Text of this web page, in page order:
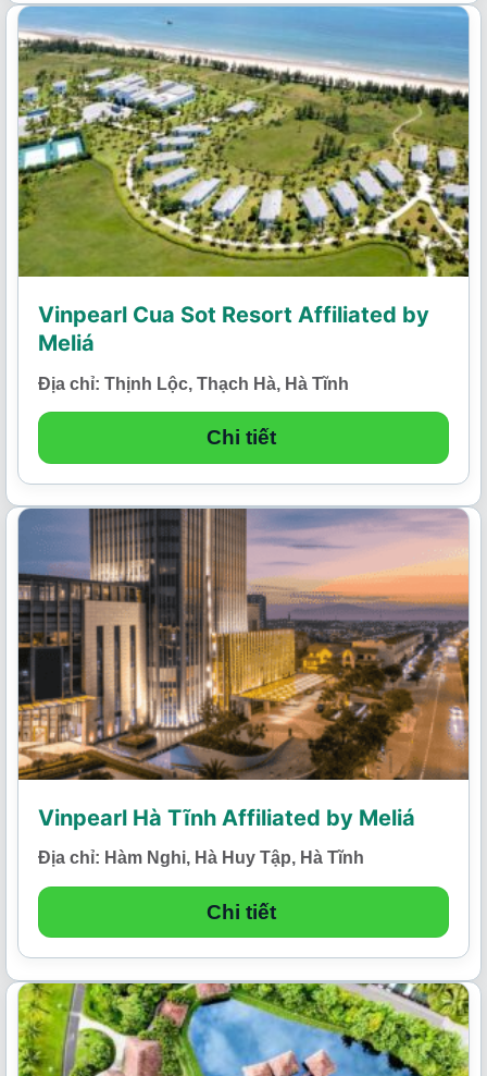
Vinpearl Cua Sot Resort Affiliated by
Meliá
Địa chỉ: Thịnh Lộc, Thạch Hà, Hà Tĩnh
Chi tiết
Vinpearl Hà Tĩnh Affiliated by Meliá
Địa chỉ: Hàm Nghi, Hà Huy Tập, Hà Tĩnh
Chi tiết